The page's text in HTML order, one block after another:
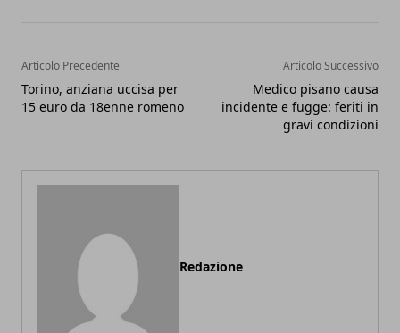
Articolo Precedente
Torino, anziana uccisa per
15 euro da 18enne romeno
Articolo Successivo
Medico pisano causa
incidente e fugge: feriti in
gravi condizioni
Redazione